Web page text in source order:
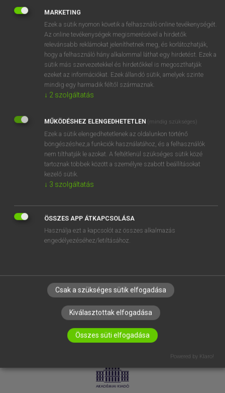
SZOTAR.NET APPLIKÁCIÓ
MICROSOFT OFFICE BŐVÍTMÉNY
BEÉPÜLŐ SZÓTÁRMODUL
ONLINE NYELVVIZSGA
EGYÉNI FELHASZNÁLÓKNAK
TANULÓKNAK
OKTATÁSI INTÉZMÉNYEKNEK
VÁLLALATI MEGOLDÁSOK
RÓLUNK
ELÉRHETŐSÉG
SÜTI BEÁLLÍTÁSOK
LICENCSZERZŐDÉS ADATVÉDELEM
MARKETING
Ezek a sütik nyomon követik a felhasználó online tevékenységét.
Az online tevékenységek megismerésével a hirdetők
relevánsabb reklámokat jeleníthetnek meg, és korlátozhatják,
hogy a felhasználó hány alkalommal láthat egy hirdetést. Ezek a
sütik más szervezetekkel és hirdetőkkel is megoszthatják
ezeket az információkat. Ezek állandó sütik, amelyek szinte
mindig egy harmadik féltől származnak.
↓ 2 szolgáltatás
MŰKÖDÉSHEZ ELENGEDHETETLEN (mindig szükséges)
Ezek a sütik elengedhetetlenek az oldalunkon történő
böngészéshez,a funkciók használatához, és a felhasználók
nem tilthatják le azokat. A feltétlenül szükséges sütik közé
tartoznak többek között a személyre szabott beállításokat
kezelő sütik.
↓ 3 szolgáltatás
ÖSSZES APP ÁTKAPCSOLÁSA
Használja ezt a kapcsolót az összes alkalmazás
engedélyezéséhez/letiltásához.
Csak a szükséges sütik elfogadása
Kiválasztottak elfogadása
Összes süti elfogadása
Powered by Klaro!